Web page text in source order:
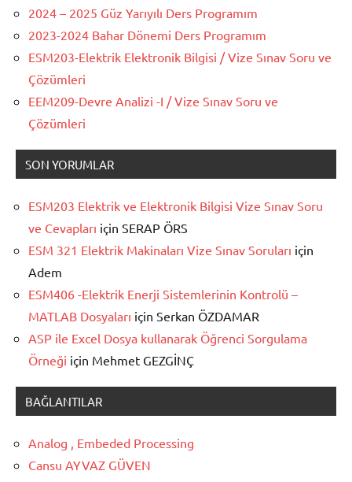
2024 – 2025 Güz Yarıyılı Ders Programım
2023-2024 Bahar Dönemi Ders Programım
ESM203-Elektrik Elektronik Bilgisi / Vize Sınav Soru ve
Çözümleri
EEM209-Devre Analizi -I / Vize Sınav Soru ve
Çözümleri
SON YORUMLAR
ESM203 Elektrik ve Elektronik Bilgisi Vize Sınav Soru
ve Cevapları için SERAP ÖRS
ESM 321 Elektrik Makinaları Vize Sınav Soruları için
Adem
ESM406 -Elektrik Enerji Sistemlerinin Kontrolü –
MATLAB Dosyaları için Serkan ÖZDAMAR
ASP ile Excel Dosya kullanarak Öğrenci Sorgulama
Örneği için Mehmet GEZGİNÇ
BAĞLANTILAR
Analog , Embeded Processing
Cansu AYVAZ GÜVEN